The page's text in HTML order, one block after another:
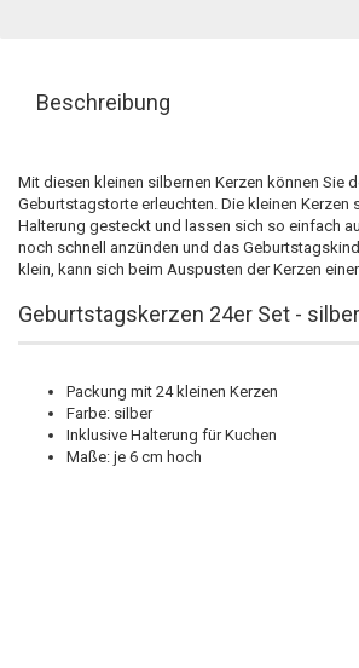
Beschreibung
Mit diesen kleinen silbernen Kerzen können Sie
Geburtstagstorte erleuchten. Die kleinen Kerzen
Halterung gesteckt und lassen sich so einfach
noch schnell anzünden und das
klein, kann sich beim Auspusten der Kerzen
Geburtstagskerzen 24er Set - silber
Packung mit 24 kleinen Kerzen
Farbe: silber
Inklusive Halterung für Kuchen
Maße: je 6 cm hoch